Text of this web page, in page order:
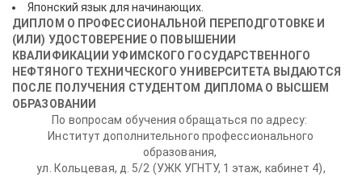
Японский язык для начинающих.
ДИПЛОМ О ПРОФЕССИОНАЛЬНОЙ ПЕРЕПОДГОТОВКЕ И
(ИЛИ) УДОСТОВЕРЕНИЕ О ПОВЫШЕНИИ
КВАЛИФИКАЦИИ УФИМСКОГО ГОСУДАРСТВЕННОГО
НЕФТЯНОГО ТЕХНИЧЕСКОГО УНИВЕРСИТЕТА ВЫДАЮТСЯ
ПОСЛЕ ПОЛУЧЕНИЯ СТУДЕНТОМ ДИПЛОМА О ВЫСШЕМ
ОБРАЗОВАНИИ
По вопросам обучения обращаться по адресу:
Институт дополнительного профессионального
образования,
ул. Кольцевая, д. 5/2 (УЖК УГНТУ, 1 этаж, кабинет 4),